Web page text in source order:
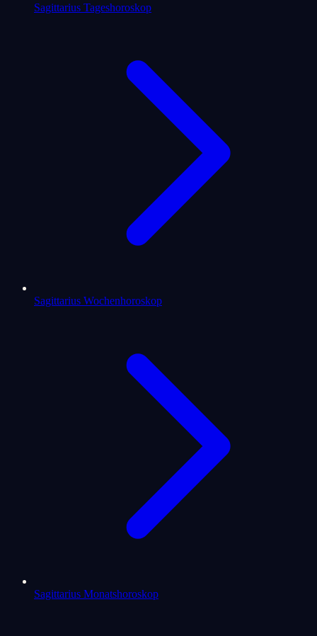
Sagittarius Tageshoroskop
Sagittarius Wochenhoroskop
Sagittarius Monatshoroskop